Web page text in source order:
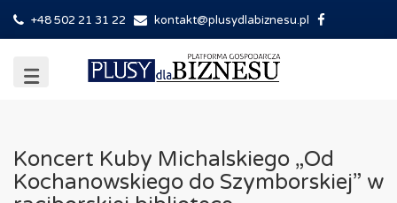
+48 502 21 31 22 kontakt@plusydlabiznesu.pl
Koncert Kuby Michalskiego „Od
Kochanowskiego do Szymborskiej” w